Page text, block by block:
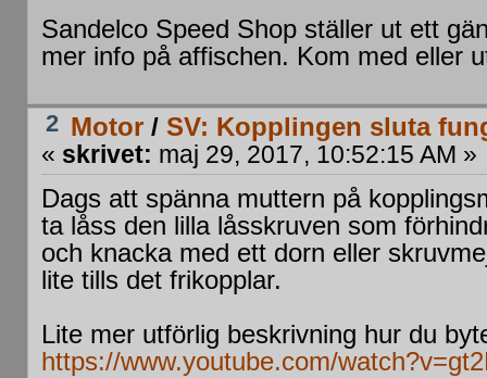
Sandelco Speed Shop ställer ut ett
mer info på affischen. Kom med eller
2 Motor /SV: Kopplingen sluta
« skrivet: maj 29, 2017, 10:52:15 AM »
Dags att spänna muttern på
ta låss den lilla låsskruven som
och knacka med ett dorn eller
lite tills det frikopplar.
Lite mer utförlig beskrivning hur du
https://www.youtube.com/